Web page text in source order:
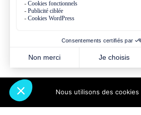
Nous utilisons des